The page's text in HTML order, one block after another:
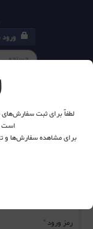
شما اینجا هستید:خانه
رمز ورود *
لطفاً برای ثبت سفارش‌های
است
برای مشاهده سفارش‌ها و